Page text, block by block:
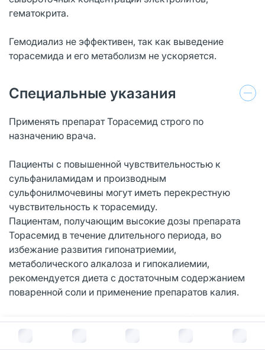
В корзину за руб.
гематокрита.
Гемодиализ не эффективен, так как выведение
торасемида и его метаболизм не ускоряется.
Специальные указания
Применять препарат Торасемид строго по
назначению врача.
Пациенты с повышенной чувствительностью к
сульфаниламидам и производным
сульфонилмочевины могут иметь перекрестную
чувствительность к торасемиду.
Пациентам, получающим высокие дозы препарата
Торасемид в течение длительного периода, во
избежание развития гипонатриемии,
метаболического алкалоза и гипокалиемии,
рекомендуется диета с достаточным содержанием
поваренной соли и применение препаратов калия.
Повышенный риск развития нарушений водно-
электролитного баланса отмечается у пациентов с